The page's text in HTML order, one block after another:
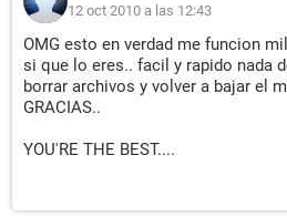
12 oct 2010 a las 12:43
OMG esto en verdad me funcion
si que lo eres.. facil y rapido nada
borrar archivos y volver a bajar el
GRACIAS..
YOU'RE THE BEST....